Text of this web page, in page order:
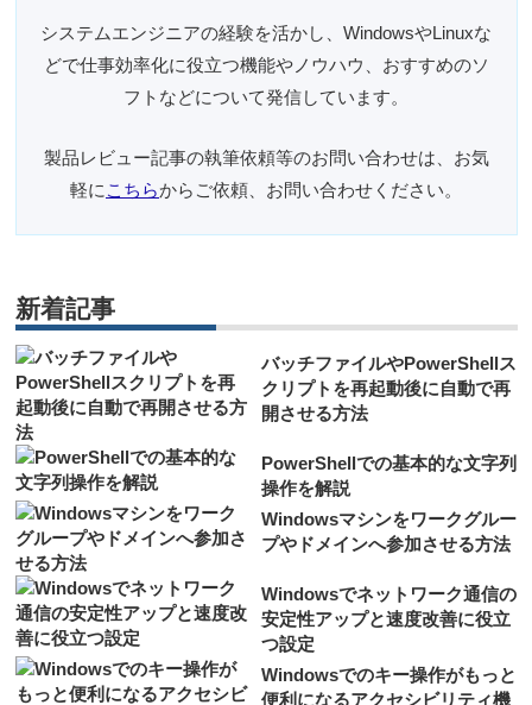
システムエンジニアの経験を活かし、WindowsやLinuxな
どで仕事効率化に役立つ機能やノウハウ、おすすめのソ
フトなどについて発信しています。
製品レビュー記事の執筆依頼等のお問い合わせは、お気
軽に こちらからご依頼、お問い合わせください。
新着記事
バッチファイルやPowerShellス
クリプトを再起動後に自動で再
開させる方法
PowerShellでの基本的な文字列
操作を解説
Windowsマシンをワークグルー
プやドメインへ参加させる方法
Windowsでネットワーク通信の
安定性アップと速度改善に役立
つ設定
Windowsでのキー操作がもっと
便利になるアクセシビリティ機